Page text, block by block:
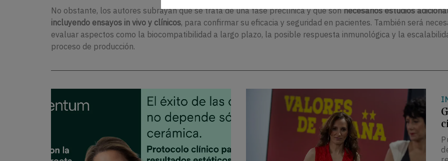
No obstante, los autores subrayan que se trata de una fase preclínica y que sonnecesarios estudios
incluyendo ensayos in vivo y clínicos, para confirmar su eficacia y seguridad en pacientes. También será
evaluar aspectos como la biocompatibilidad a largo plazo, la posible respuesta inmunológica y la
proceso de producción.